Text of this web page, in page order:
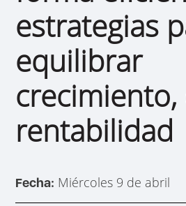
estrategias
equilibrar
rentabilidad
Fecha: Miércoles 9 de abril